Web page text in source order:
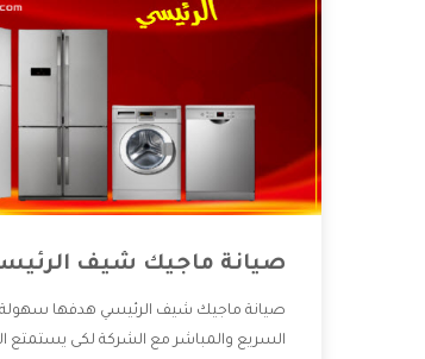
صيانة ماجيك شيف
صيانة ماجيك شيف الرئيسي هدفها سهولة
السريع والمباشر مع الشركة لكى يستمتع